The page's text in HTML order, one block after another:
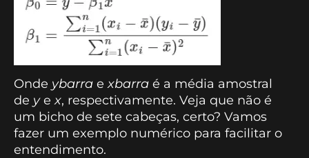
Onde ybarra exbarra é a média amostral
de yex, respectivamente. Veja que não é
um bicho de sete cabeças, certo? Vamos
fazer um exemplo numérico para facilitar o
entendimento.